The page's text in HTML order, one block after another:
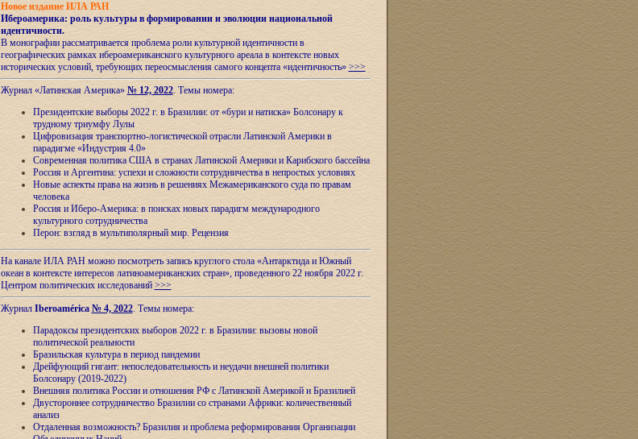
Новое издание ИЛА РАН
Ибероамерика: роль культуры в формировании и эволюции национальной
идентичности.
В монографии рассматривается проблема роли культурной идентичности в
географических рамках ибероамериканского культурного ареала в контексте новых
исторических условий, требующих переосмысления самого концепта «идентичность» >>>
Журнал «Латинская Америка» № 12, 2022. Темы номера:
Президентские выборы 2022 г. в Бразилии: от «бури и натиска» Болсонару к
трудному триумфу Лулы
Цифровизация транспортно-логистической отрасли Латинской Америки в
парадигме «Индустрия 4.0»
Современная политика США в странах Латинской Америки и Карибского бассейна
Россия и Аргентина: успехи и сложности сотрудничества в непростых условиях
Новые аспекты права на жизнь в решениях Межамериканского суда по правам
человека
Россия и Иберо-Америка: в поисках новых парадигм международного
культурного сотрудничества
Перон: взгляд в мультиполярный мир. Рецензия
На канале ИЛА РАН можно посмотреть запись круглого стола «Антарктида и Южный
океан в контексте интересов латиноамериканских стран», проведенного 22 ноября 2022 г.
Центром политических исследований >>>
Журнал Iberoamérica № 4, 2022. Темы номера:
Парадоксы президентских выборов 2022 г. в Бразилии: вызовы новой
политической реальности
Бразильская культура в период пандемии
Дрейфующий гигант: непоследовательность и неудачи внешней политики
Болсонару (2019-2022)
Внешняя политика России и отношения РФ с Латинской Америкой и Бразилией
Двустороннее сотрудничество Бразилии со странами Африки: количественный
анализ
Отдаленная возможность? Бразилия и проблема реформирования Организации